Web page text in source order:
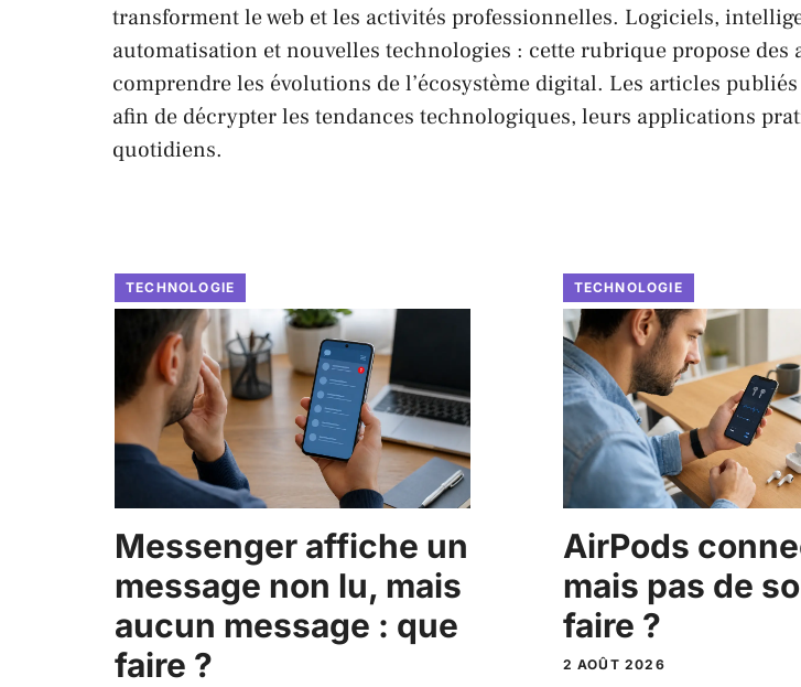
transforment le web et les activités professionnelles. Logiciels,
automatisation et nouvelles technologies : cette rubrique propose
comprendre les évolutions de l’écosystème digital. Les articles
afin de décrypter les tendances technologiques, leurs applications
quotidiens.
TECHNOLOGIE
Messenger affiche un
message non lu, mais
aucun message : que
faire ?
TECHNOLOGIE
AirPods
mais pas de
faire ?
2 AOÛT 2026